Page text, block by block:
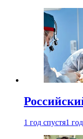
1 год спустя1